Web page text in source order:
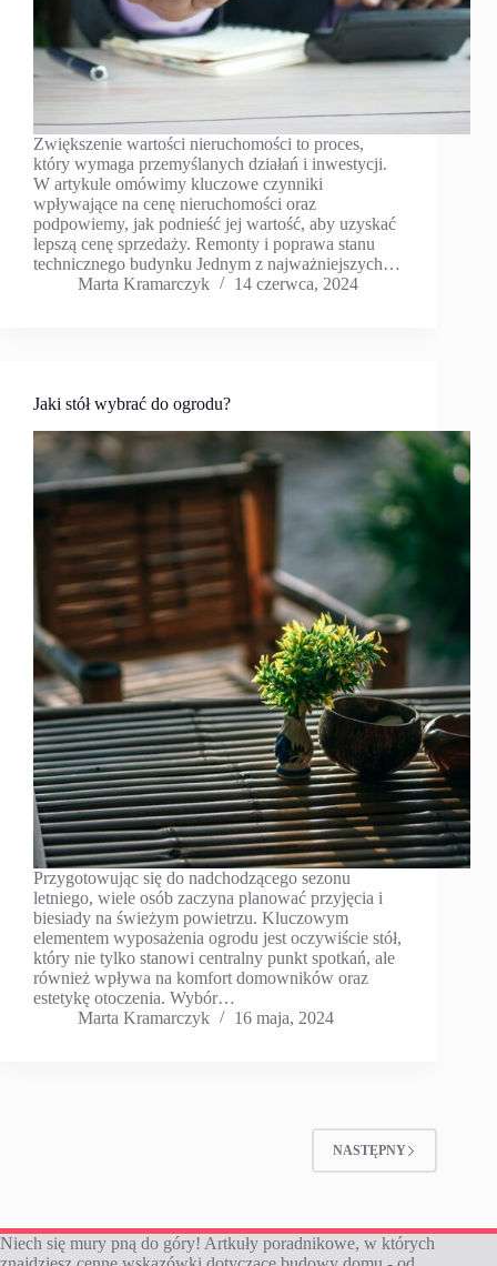
Zwiększenie wartości nieruchomości to proces,
który wymaga przemyślanych działań i inwestycji.
W artykule omówimy kluczowe czynniki
wpływające na cenę nieruchomości oraz
podpowiemy, jak podnieść jej wartość, aby uzyskać
lepszą cenę sprzedaży. Remonty i poprawa stanu
technicznego budynku Jednym z najważniejszych…
Marta Kramarczyk
14 czerwca, 2024
Jaki stół wybrać do ogrodu?
Przygotowując się do nadchodzącego sezonu
letniego, wiele osób zaczyna planować przyjęcia i
biesiady na świeżym powietrzu. Kluczowym
elementem wyposażenia ogrodu jest oczywiście stół,
który nie tylko stanowi centralny punkt spotkań, ale
również wpływa na komfort domowników oraz
estetykę otoczenia. Wybór…
Marta Kramarczyk
16 maja, 2024
NASTĘPNY
Niech się mury pną do góry! Artkuły poradnikowe, w których